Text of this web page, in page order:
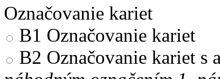
Označovanie kariet
B1 Označovanie kariet
B2 Označovanie kariet s